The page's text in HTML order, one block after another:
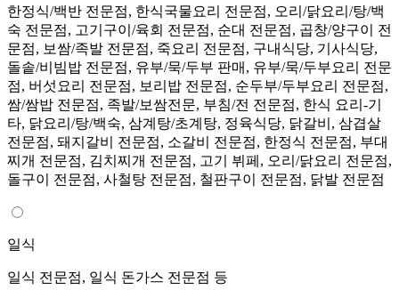
한정식/백반 전문점, 한식국물요리 전문점, 오리/닭요리/탕/백
숙 전문점, 고기구이/육회 전문점, 순대 전문점, 곱창/양구이 전
문점, 보쌈/족발 전문점, 죽요리 전문점, 구내식당, 기사식당,
돌솥/비빔밥 전문점, 유부/묵/두부 판매, 유부/묵/두부요리 전문
점, 버섯요리 전문점, 보리밥 전문점, 순두부/두부요리 전문점,
쌈/쌈밥 전문점, 족발/보쌈전문, 부침/전 전문점, 한식 요리-기
타, 닭요리/탕/백숙, 삼계탕/초계탕, 정육식당, 닭갈비, 삼겹살
전문점, 돼지갈비 전문점, 소갈비 전문점, 한정식 전문점, 부대
찌개 전문점, 김치찌개 전문점, 고기 뷔페, 오리/닭요리 전문점,
돌구이 전문점, 사철탕 전문점, 철판구이 전문점, 닭발 전문점
일식
일식 전문점, 일식 돈가스 전문점 등